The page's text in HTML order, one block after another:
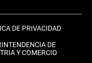
DE PRIVACIDAD
DE
Y COMERCIO